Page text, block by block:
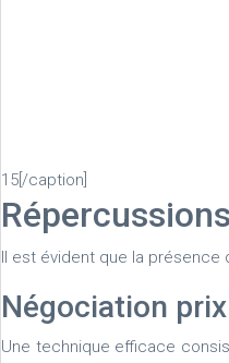
15[/caption]
Il est évident que la présence
Négociation
Une technique efficace